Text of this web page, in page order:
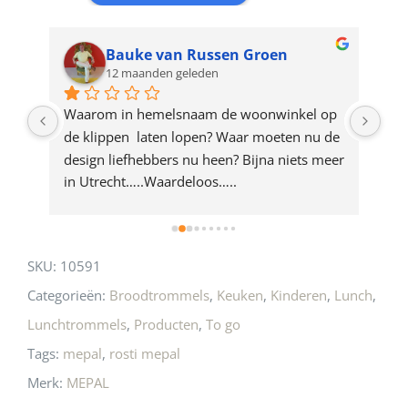
product
Bauke van Russen Groen
12 maanden geleden
Waarom in hemelsnaam de woonwinkel op
de klippen  laten lopen? Waar moeten nu de
design liefhebbers nu heen? Bijna niets meer
in Utrecht…..Waardeloos…..
SKU: 10591
Categorieën: Broodtrommels, Keuken, Kinderen, Lunch,
Lunchtrommels, Producten, To go
Tags: mepal, rosti mepal
Merk: MEPAL